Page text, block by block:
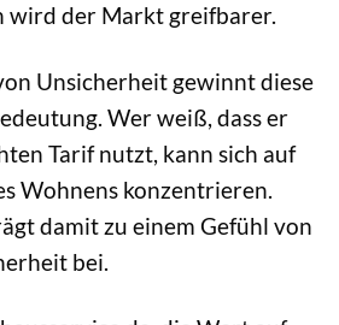
wird der Markt greifbarer.
Unsicherheit gewinnt diese
Wer weiß, dass er
Tarif nutzt, kann sich auf
Wohnens konzentrieren.
damit zu einem Gefühl von
bei.